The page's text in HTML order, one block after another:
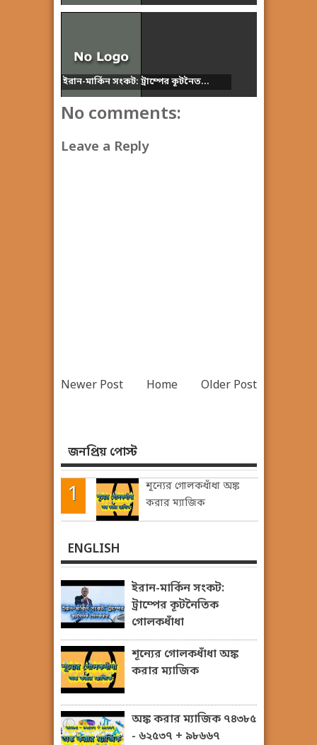
ইরান-মার্কিন সংকট: ট্রাম্পের কূটনৈত...
No comments:
Leave a Reply
Newer Post Older Post
Home
জনপ্রিয় পোস্ট
শূন্যের গোলকধাঁধা অঙ্ক
করার ম্যাজিক
ENGLISH
ইরান-মার্কিন সংকট:
ট্রাম্পের কূটনৈতিক
গোলকধাঁধা
শূন্যের গোলকধাঁধা অঙ্ক
করার ম্যাজিক
অঙ্ক করার ম্যাজিক ৭৪৩৮৫
- ৬২৫৩৭ + ৯৮৬৬৭